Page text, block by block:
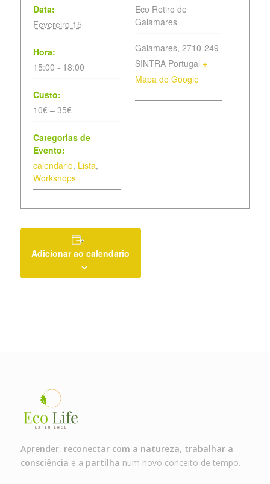
Data:
Fevereiro 15
Hora:
15:00 - 18:00
Custo:
10€ – 35€
Categorias de
Evento:
calendario, Lista,
Workshops
Eco Retiro de
Galamares
Galamares, 2710-249
SINTRA Portugal +
Mapa do Google
Adicionar ao calendario
Aprender, reconectar com a natureza, trabalhar a
consciência e a partilha num novo conceito de tempo.